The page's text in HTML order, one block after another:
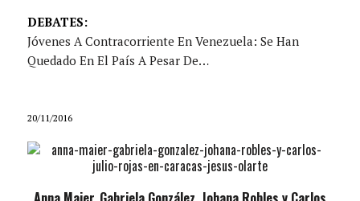
DEBATES:
Jóvenes A Contracorriente En Venezuela: Se Han
Quedado En El País A Pesar De…
20/11/2016